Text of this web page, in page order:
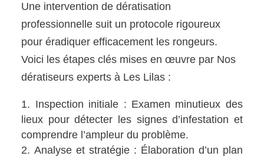
Une intervention de dératisation
professionnelle suit un protocole rigoureux
pour éradiquer efficacement les rongeurs.
Voici les étapes clés mises en œuvre par Nos
dératiseurs experts à Les Lilas :
Inspection initiale : Examen minutieux des
lieux pour détecter les signes d’infestation et
comprendre l’ampleur du problème.
Analyse et stratégie : Élaboration d’un plan